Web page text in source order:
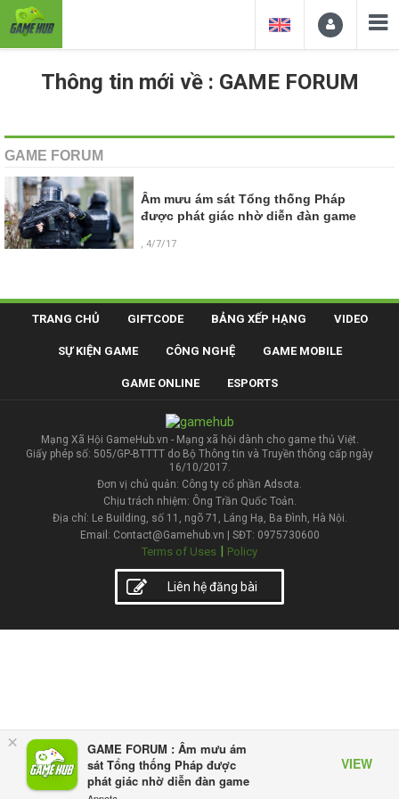
×
GAME FORUM : Âm mưu ám
sát Tổng thống Pháp được
phát giác nhờ diễn đàn game
VIEW
Thông tin mới về : GAME FORUM
GAME FORUM
Âm mưu ám sát Tổng thống Pháp
được phát giác nhờ diễn đàn game
, 4/7/17
TRANG CHỦ GIFTCODE BẢNG XẾP HẠNG VIDEO
SỰ KIỆN GAME CÔNG NGHỆ GAME MOBILE
GAME ONLINE ESPORTS
Mạng Xã Hội GameHub.vn - Mạng xã hội dành cho game thủ Việt.
Giấy phép số: 505/GP-BTTTT do Bộ Thông tin và Truyền thông cấp ngày
16/10/2017.
Đơn vị chủ quản: Công ty cổ phần Adsota.
Chịu trách nhiệm: Ông Trần Quốc Toản.
Địa chỉ: Le Building, số 11, ngõ 71, Láng Hạ, Ba Đình, Hà Nội.
Email: Contact@Gamehub.vn | SĐT: 0975730600
Terms of Uses | Policy
Liên hệ đăng bài